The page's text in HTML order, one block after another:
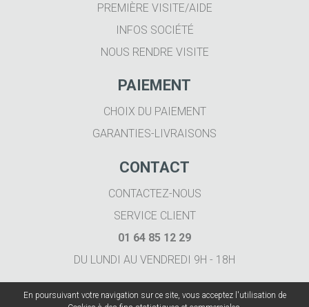
PREMIÈRE VISITE/AIDE
INFOS SOCIÉTÉ
NOUS RENDRE VISITE
PAIEMENT
CHOIX DU PAIEMENT
GARANTIES-LIVRAISONS
CONTACT
CONTACTEZ-NOUS
SERVICE CLIENT
01 64 85 12 29
DU LUNDI AU VENDREDI 9H - 18H
En poursuivant votre navigation sur ce site, vous acceptez l'utilisation de